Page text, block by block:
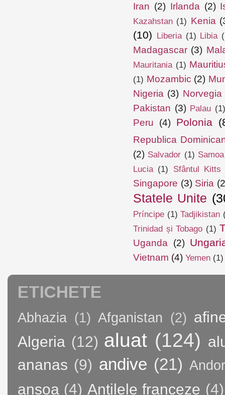
Iran (2) Irlanda (2)
Kazahstan (1) Kenia
(10) Liberia (1) Libia
Madagascar (3)
Mauritania (1)
(1) Mozambic (2)
Nigeria (3) Norvegia
Pakistan (3) Palau (1)
Peru (4) Polonia
Republica
(2) Salvador (1) Samoa
Lucia (1) Sfântul
Singapore (3) Siria
Statele Unite
Príncipe (1) Tadjikistan
Trinidad și Tobago (1)
Uganda (2)
Vietnam (4) Yemen (1)
ETICHETE
Abhazia (1) Afganistan (2)
Algeria (12) aluat (124)
ananas (9) andive (21)
ansoa (4) Antilele franceze (4)